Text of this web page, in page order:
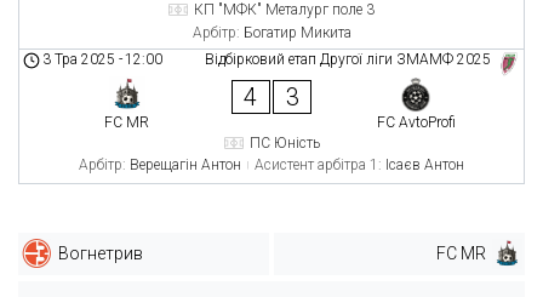
КП "МФК" Металург поле 3
Арбітр: Богатир Микита
Відбірковий етап Другої ліги ЗМАМФ 2025
3 Тра 2025 -12:00
FC MR
4 3
FC AvtoProfi
ПС Юність
Арбітр: Верещагін Антон Асистент арбітра 1: Ісаєв Антон
Вогнетрив FC MR